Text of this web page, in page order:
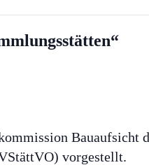
Bauaufsicht
vorgestellt.